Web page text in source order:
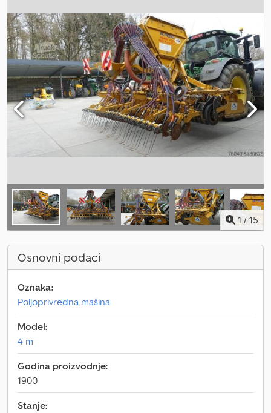
1 / 15
Osnovni podaci
Oznaka:
Poljoprivredna mašina
Model:
4 m
Godina proizvodnje:
1900
Stanje: